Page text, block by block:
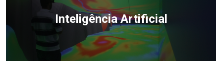
Inteligência Artificial